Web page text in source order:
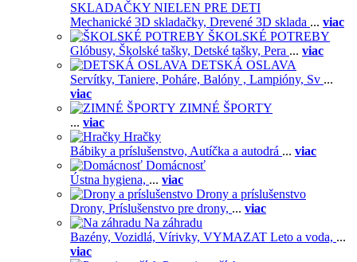
SKLADAČKY NIELEN PRE DETI
Mechanické 3D skladačky, Drevené 3D sklada ... viac
ŠKOLSKÉ POTREBY
Glóbusy, Školské tašky, Detské tašky, Pera ... viac
DETSKÁ OSLAVA
Servítky, Taniere, Poháre, Balóny , Lampióny, Sv ...
viac
ZIMNÉ ŠPORTY
... viac
Hračky
Bábiky a príslušenstvo, Autíčka a autodrá ... viac
Domácnosť
Ústna hygiena, ... viac
Drony a príslušenstvo
Drony, Príslušenstvo pre drony, ... viac
Na záhradu
Bazény, Vozidlá, Vírivky, VYMAZAT Leto a voda, ...
viac